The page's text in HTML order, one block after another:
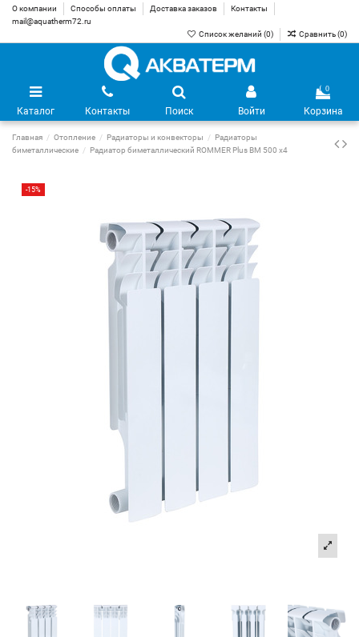
О компании Способы оплаты Доставка заказов
Контакты
mail@aquatherm72.ru
Список желаний (0) Сравнить (0)
Каталог Контакты Поиск Войти
0
Корзина
Главная Отопление Радиаторы и конвекторы
Радиаторы
биметаллические
Радиатор биметаллический ROMMER Plus BM 500 х4
-15%